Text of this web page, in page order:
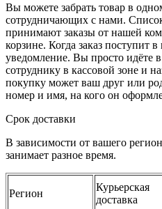
Вы можете забрать товар в
сотрудничающих с нами.
принимают заказы от нашей
корзине. Когда заказ поступит
уведомление. Вы просто идёте
сотруднику в кассовой зоне и
покупку может ваш друг или
номер и имя, на кого он
Срок доставки
В зависимости от вашего
занимает разное время.
Регион
Курьерская
доставка